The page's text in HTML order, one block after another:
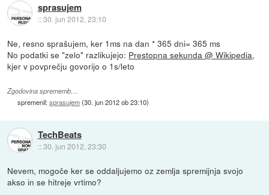
sprasujem
::30. jun 2012, 23:10
Ne, resno sprašujem, ker 1ms na dan * 365 dni= 365 ms
No podatki se "zelo" razlikujejo: Prestopna sekunda @ Wikipedia,
kjer v povprečju govorijo o 1s/leto
Zgodovina sprememb…
spremenil:sprasujem(30. jun 2012 ob 23:10)
TechBeats
::30. jun 2012, 23:30
Nevem, mogoče ker se oddaljujemo oz zemlja spremijnja svojo
akso in se hitreje vrtimo?